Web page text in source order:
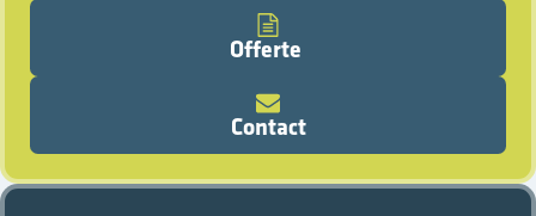
Offerte
Contact